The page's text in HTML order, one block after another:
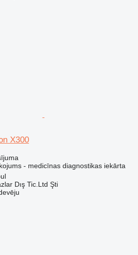
X300
- medicīnas diagnostikas iekārta
Dış Tic.Ltd Şti